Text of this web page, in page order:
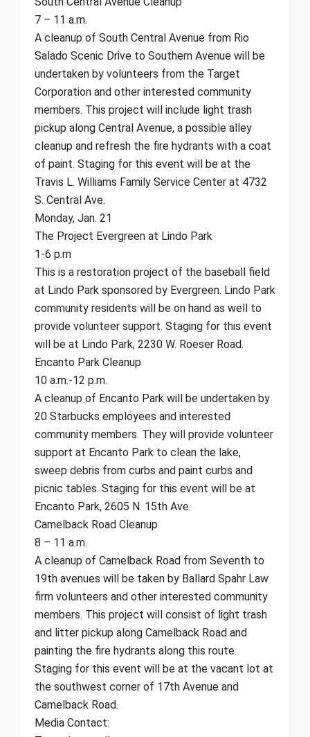
7 – 11 a.m.
A cleanup of South Central Avenue from Rio
Salado Scenic Drive to Southern Avenue will be
undertaken by volunteers from the Target
Corporation and other interested community
members. This project will include light trash
pickup along Central Avenue, a possible alley
cleanup and refresh the fire hydrants with a coat
of paint. Staging for this event will be at the
Travis L. Williams Family Service Center at 4732
S. Central Ave.
Monday, Jan. 21
The Project Evergreen at Lindo Park
1-6 p.m
This is a restoration project of the baseball field
at Lindo Park sponsored by Evergreen. Lindo Park
community residents will be on hand as well to
provide volunteer support. Staging for this event
will be at Lindo Park, 2230 W. Roeser Road.
Encanto Park Cleanup
10 a.m.-12 p.m.
A cleanup of Encanto Park will be undertaken by
20 Starbucks employees and interested
community members. They will provide volunteer
support at Encanto Park to clean the lake,
sweep debris from curbs and paint curbs and
picnic tables. Staging for this event will be at
Encanto Park, 2605 N. 15th Ave.
Camelback Road Cleanup
8 – 11 a.m.
A cleanup of Camelback Road from Seventh to
19th avenues will be taken by Ballard Spahr Law
firm volunteers and other interested community
members. This project will consist of light trash
and litter pickup along Camelback Road and
painting the fire hydrants along this route.
Staging for this event will be at the vacant lot at
the southwest corner of 17th Avenue and
Camelback Road.
Media Contact: